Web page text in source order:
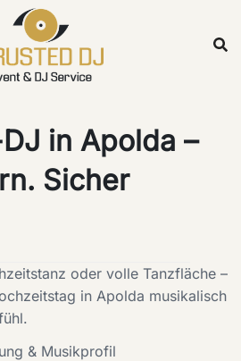
in Apolda –
Sicher
oder volle Tanzfläche –
in Apolda musikalisch
& Musikprofil